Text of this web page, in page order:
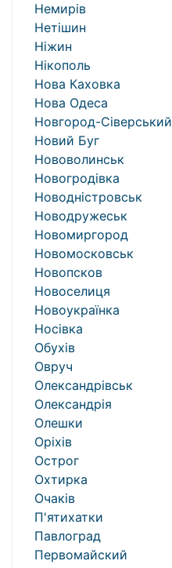
Немирів
Нетішин
Ніжин
Нікополь
Нова Каховка
Нова Одеса
Новгород-Сіверський
Новий Буг
Нововолинськ
Новогродівка
Новодністровськ
Новодружеськ
Новомиргород
Новомосковськ
Новопсков
Новоселиця
Новоукраїнка
Носівка
Обухів
Овруч
Олександрівськ
Олександрія
Олешки
Оріхів
Острог
Охтирка
Очаків
П'ятихатки
Павлоград
Первомайский